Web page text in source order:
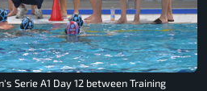
Serie A1 Day 12 between Training